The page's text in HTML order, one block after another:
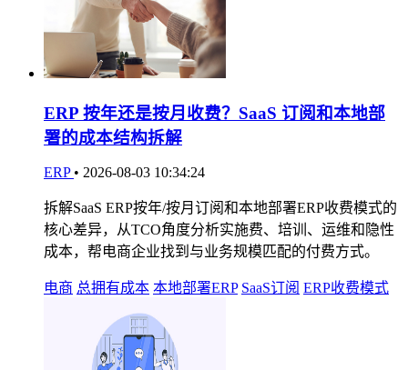
ERP 按年还是按月收费？SaaS 订阅和本地部
署的成本结构拆解
ERP • 2026-08-03 10:34:24
拆解SaaS ERP按年/按月订阅和本地部署ERP收费模式的
核心差异，从TCO角度分析实施费、培训、运维和隐性
成本，帮电商企业找到与业务规模匹配的付费方式。
电商 总拥有成本 本地部署ERP SaaS订阅 ERP收费模式